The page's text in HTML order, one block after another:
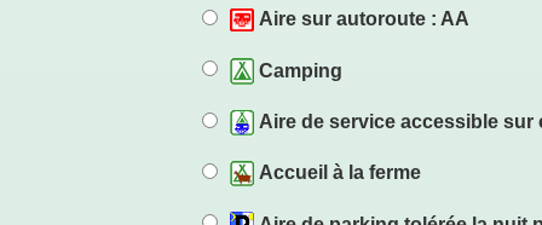
Aire sur autoroute : AA
Camping
Aire de service accessible sur
Accueil à la ferme